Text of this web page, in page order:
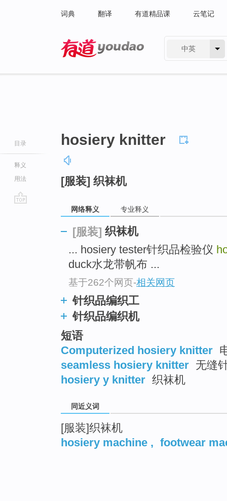
词典 翻译 有道精品课 云笔记
中英
目录
释义
用法
hosiery knitter
[服装] 织袜机
网络释义 专业释义
[服装] 织袜机
... hosiery tester针织品检验仪
duck水龙带帆布 ...
基于262个网页-相关网页
针织品编织工
针织品编织机
短语
Computerized hosiery knitter
seamless hosiery knitter 无缝
hosiery y knitter 织袜机
同近义词
[服装]织袜机
hosiery machine , footwear